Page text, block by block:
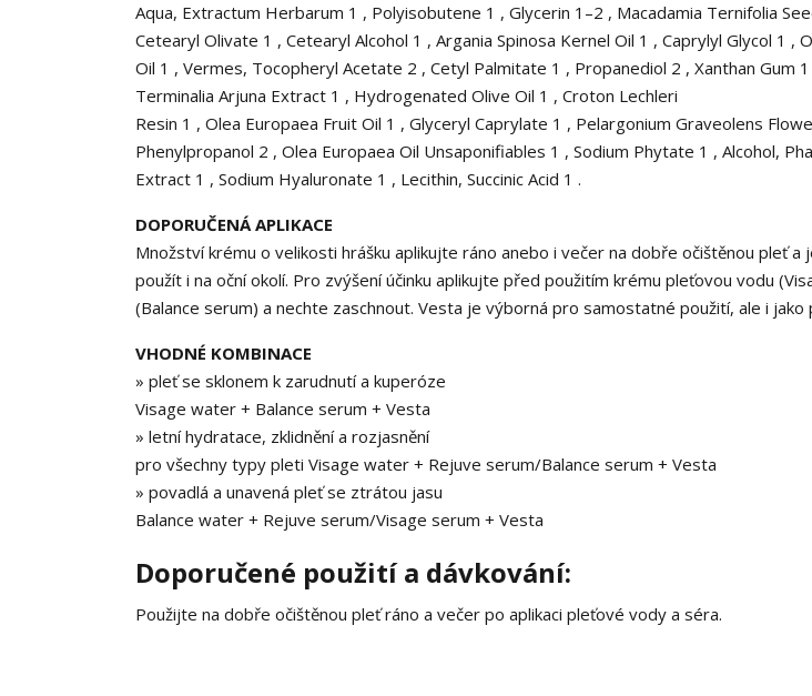
Aqua, Extractum Herbarum 1 , Polyisobutene 1 , Glycerin 1–2 , Macadamia Ternifolia
Cetearyl Olivate 1 , Cetearyl Alcohol 1 , Argania Spinosa Kernel Oil 1 , Caprylyl Glycol 1 ,
Oil 1 , Vermes, Tocopheryl Acetate 2 , Cetyl Palmitate 1 , Propanediol 2 , Xanthan Gum
Terminalia Arjuna Extract 1 , Hydrogenated Olive Oil 1 , Croton Lechleri
Resin 1 , Olea Europaea Fruit Oil 1 , Glyceryl Caprylate 1 , Pelargonium Graveolens
Phenylpropanol 2 , Olea Europaea Oil Unsaponifiables 1 , Sodium Phytate 1 , Alcohol,
Extract 1 , Sodium Hyaluronate 1 , Lecithin, Succinic Acid 1 .
DOPORUČENÁ APLIKACE
Množství krému o velikosti hrášku aplikujte ráno anebo i večer na dobře očištěnou pleť a
použít i na oční okolí. Pro zvýšení účinku aplikujte před použitím krému pleťovou vodu
(Balance serum) a nechte zaschnout. Vesta je výborná pro samostatné použití, ale i
VHODNÉ KOMBINACE
» pleť se sklonem k zarudnutí a kuperóze
Visage water + Balance serum + Vesta
» letní hydratace, zklidnění a rozjasnění
pro všechny typy pleti Visage water + Rejuve serum/Balance serum + Vesta
» povadlá a unavená pleť se ztrátou jasu
Balance water + Rejuve serum/Visage serum + Vesta
Doporučené použití a dávkování:
Použijte na dobře očištěnou pleť ráno a večer po aplikaci pleťové vody a séra.